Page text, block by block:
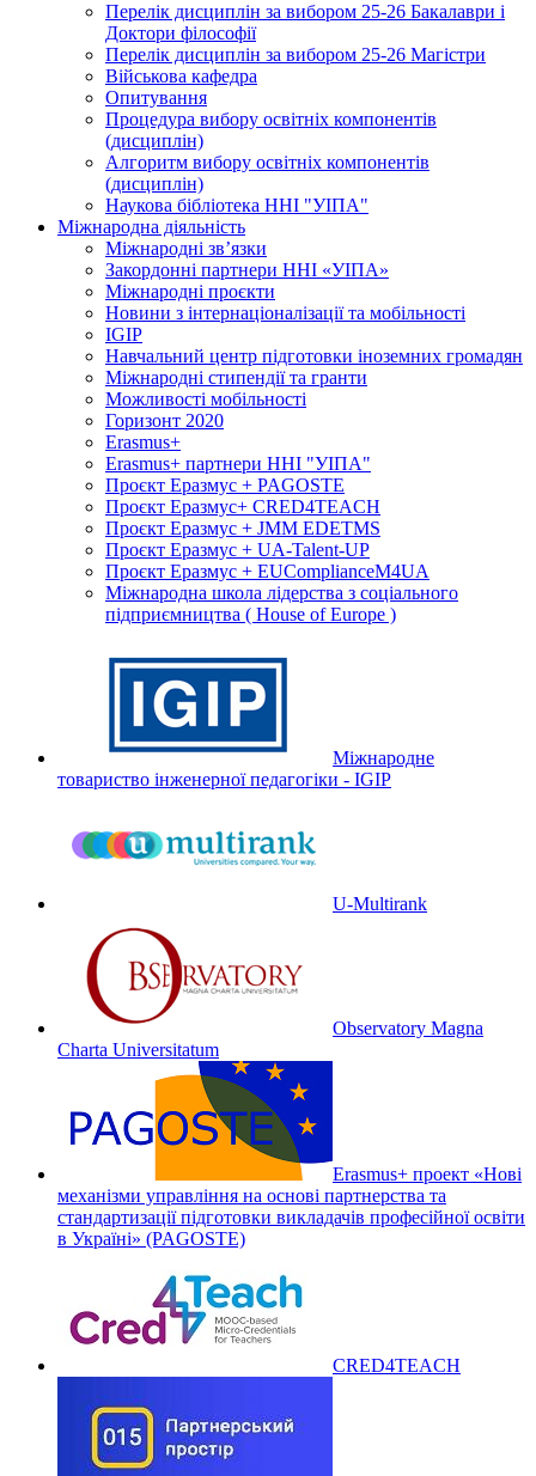
Перелік дисциплін за вибором 25-26 Бакалаври і
Доктори філософії
Перелік дисциплін за вибором 25-26 Магістри
Військова кафедра
Опитування
Процедура вибору освітніх компонентів
(дисциплін)
Алгоритм вибору освітніх компонентів
(дисциплін)
Наукова бібліотека ННІ "УІПА"
Міжнародна діяльність
Міжнародні зв’язки
Закордонні партнери ННІ «УІПА»
Міжнародні проєкти
Новини з інтернаціоналізації та мобільності
IGIP
Навчальний центр підготовки іноземних громадян
Міжнародні стипендії та гранти
Можливості мобільності
Горизонт 2020
Erasmus+
Erasmus+ партнери ННІ "УІПА"
Проєкт Еразмус + PAGOSTE
Проєкт Еразмус+ CRED4TEACH
Проєкт Еразмус + JMM EDETMS
Проєкт Еразмус + UA-Talent-UP
Проєкт Еразмус + EUComplianceM4UA
Міжнародна школа лідерства з соціального
підприємництва ( House of Europe )
Міжнародне
товариство інженерної педагогіки - IGIP
U-Multirank
Observatory Magna
Charta Universitatum
Erasmus+ проект «Нові
механізми управління на основі партнерства та
стандартизації підготовки викладачів професійної освіти
в Україні» (PAGOSTE)
CRED4TEACH